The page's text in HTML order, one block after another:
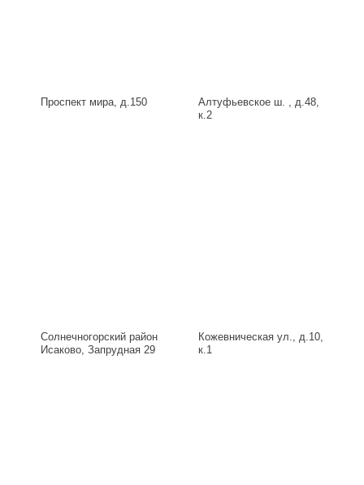
Проспект мира, д.150
Алтуфьевское ш. , д.48,
к.2
Солнечногорский район
Исаково, Запрудная 29
Кожевническая ул., д.10,
к.1